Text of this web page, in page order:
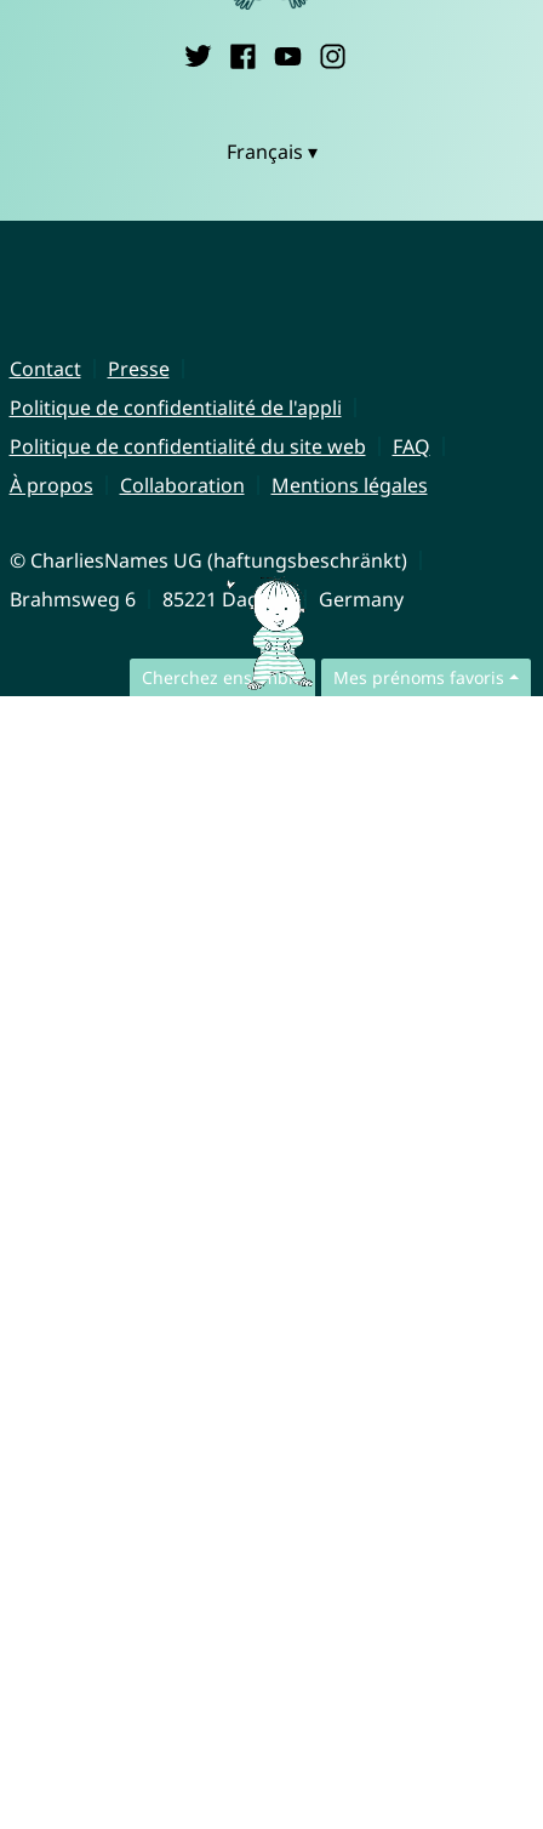
Cherchez ensemble Mes prénoms favoris
Français ▾
Contact
Presse
Politique de confidentialité de l'appli
Politique de confidentialité du site web
FAQ
À propos
Collaboration Mentions légales
© CharliesNames UG (haftungsbeschränkt)
Brahmsweg 6
85221 Dachau Germany